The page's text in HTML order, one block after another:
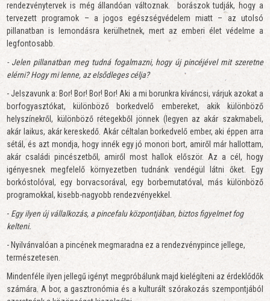
rendezvénytervek is még állandóan változnak. borászok tudják, hogy a
tervezett programok – a jogos egészségvédelem miatt – az utolsó
pillanatban is lemondásra kerülhetnek, mert az emberi élet védelme a
legfontosabb.
- Jelen pillanatban meg tudná fogalmazni, hogy új pincéjével mit szeretne
elérni? Hogy mi lenne, az elsődleges célja?
- Jelszavunk a: Bor! Bor! Bor! Bor! Aki a mi borunkra kíváncsi, várjuk azokat a
borfogyasztókat, különböző borkedvelő embereket, akik különböző
helyszínekről, különböző rétegekből jönnek (legyen az akár szakmabeli,
akár laikus, akár kereskedő. Akár céltalan borkedvelő ember, aki éppen arra
sétál, és azt mondja, hogy innék egy jó monori bort, amiről már hallottam,
akár családi pincészetből, amiről most hallok először. Az a cél, hogy
igényesnek megfelelő környezetben tudnánk vendégül látni őket. Egy
borkóstolóval, egy borvacsorával, egy borbemutatóval, más különböző
programokkal, kisebb-nagyobb rendezvényekkel.
- Egy ilyen új vállalkozás, a pincefalu központjában, biztos figyelmet fog
kelteni.
- Nyilvánvalóan a pincének megmaradna ez a rendezvénypince jellege,
természetesen.
Mindenféle ilyen jellegű igényt megpróbálunk majd kielégíteni az érdeklődők
számára. A bor, a gasztronómia és a kulturált szórakozás szempontjából